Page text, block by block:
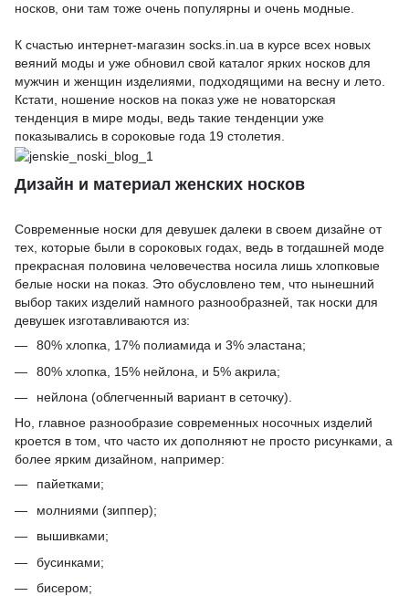
носков, они там тоже очень популярны и очень модные.
К счастью интернет-магазин socks.in.ua в курсе всех новых
веяний моды и уже обновил свой каталог ярких носков для
мужчин и женщин изделиями, подходящими на весну и лето.
Кстати, ношение носков на показ уже не новаторская
тенденция в мире моды, ведь такие тенденции уже
показывались в сороковые года 19 столетия.
Дизайн и материал женских носков
Современные носки для девушек далеки в своем дизайне от
тех, которые были в сороковых годах, ведь в тогдашней моде
прекрасная половина человечества носила лишь хлопковые
белые носки на показ. Это обусловлено тем, что нынешний
выбор таких изделий намного разнообразней, так носки для
девушек изготавливаются из:
80% хлопка, 17% полиамида и 3% эластана;
80% хлопка, 15% нейлона, и 5% акрила;
нейлона (облегченный вариант в сеточку).
Но, главное разнообразие современных носочных изделий
кроется в том, что часто их дополняют не просто рисунками, а
более ярким дизайном, например:
пайетками;
молниями (зиппер);
вышивками;
бусинками;
бисером;